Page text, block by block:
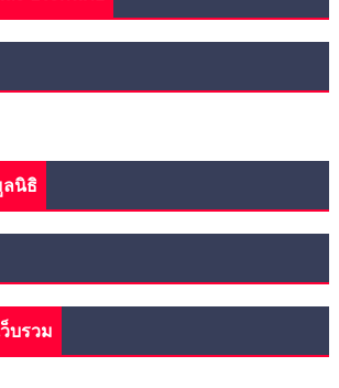
ลนิธิ
บรวม